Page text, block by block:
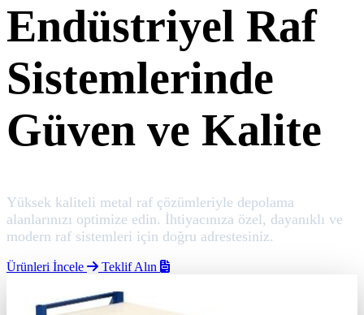
Endüstriyel Raf
Sistemlerinde
Güven ve Kalite
Yüksek kaliteli metal raf çözümleriyle depolama
alanlarınızı optimize edin. İhtiyacınıza özel, dayanıklı ve
modern raf sistemleri için doğru adrestesiniz.
Ürünleri İncele Teklif Alın